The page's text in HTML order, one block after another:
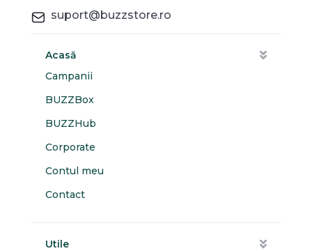
suport@buzzstore.ro
Acasă
Campanii
BUZZBox
BUZZHub
Corporate
Contul meu
Contact
Utile